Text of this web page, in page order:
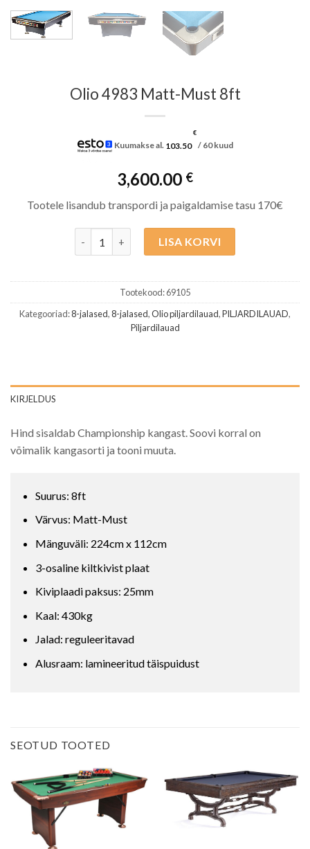
Olio 4983 Matt-Must 8ft
Kuumakse al. 103.50
€
/ 60 kuud
3,600.00 €
Tootele lisandub transpordi ja paigaldamise tasu 170€
LISA KORVI
Tootekood:69105
Kategooriad:8-jalased,8-jalased,Olio piljardilauad,PILJARDILAUAD,
Piljardilauad
KIRJELDUS
Hind sisaldab Championship kangast. Soovi korral on
võimalik kangasorti ja tooni muuta.
Suurus: 8ft
Värvus: Matt-Must
Mänguväli: 224cm x 112cm
3-osaline kiltkivist plaat
Kiviplaadi paksus: 25mm
Kaal: 430kg
Jalad: reguleeritavad
Alusraam: lamineeritud täispuidust
SEOTUD TOOTED